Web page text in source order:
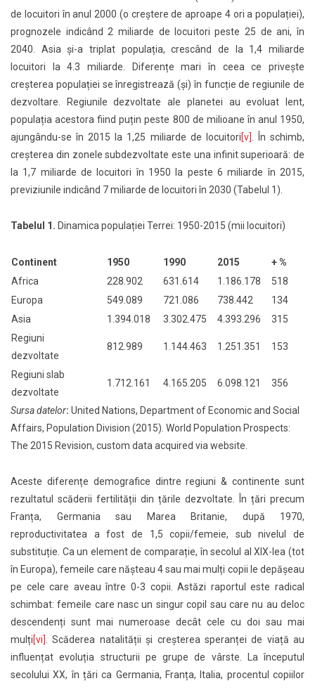
de locuitori în anul 2000 (o creștere de aproape 4 ori a populației),
prognozele indicând 2 miliarde de locuitori peste 25 de ani, în
2040. Asia și-a triplat populația, crescând de la 1,4 miliarde
locuitori la 4.3 miliarde. Diferențe mari în ceea ce privește
creșterea populației se înregistrează (și) în funcție de regiunile de
dezvoltare. Regiunile dezvoltate ale planetei au evoluat lent,
populația acestora fiind puțin peste 800 de milioane în anul 1950,
ajungându-se în 2015 la 1,25 miliarde de locuitori[v] . În schimb,
creșterea din zonele subdezvoltate este una infinit superioară: de
la 1,7 miliarde de locuitori în 1950 la peste 6 miliarde în 2015,
previziunile indicând 7 miliarde de locuitori în 2030 (Tabelul 1).
Tabelul 1. Dinamica populației Terrei: 1950-2015 (mii locuitori)
Continent 1950 1990 2015
+ %
Africa
228.902 631.614 1.186.178
518
Europa
549.089 721.086 738.442
134
Asia
1.394.018 3.302.475 4.393.296
315
Regiuni
dezvoltate
812.989 1.144.463 1.251.351 153
Regiuni slab
dezvoltate
1.712.161 4.165.205 6.098.121 356
Sursa datelor: United Nations, Department of Economic and Social
Affairs, Population Division (2015). World Population Prospects:
The 2015 Revision, custom data acquired via website.
Aceste diferențe demografice dintre regiuni & continente sunt
rezultatul scăderii fertilității din țările dezvoltate. În țări precum
Franța, Germania sau Marea Britanie, după 1970,
reproductivitatea a fost de 1,5 copii/femeie, sub nivelul de
substituție. Ca un element de comparație, în secolul al XIX-lea (tot
în Europa), femeile care nășteau 4 sau mai mulți copii le depășeau
pe cele care aveau între 0-3 copii. Astăzi raportul este radical
schimbat: femeile care nasc un singur copil sau care nu au deloc
descendenți sunt mai numeroase decât cele cu doi sau mai
mulți[vi] . Scăderea natalității și creșterea speranței de viață au
influențat evoluția structurii pe grupe de vârste. La începutul
secolului XX, în țări ca Germania, Franța, Italia, procentul copiilor